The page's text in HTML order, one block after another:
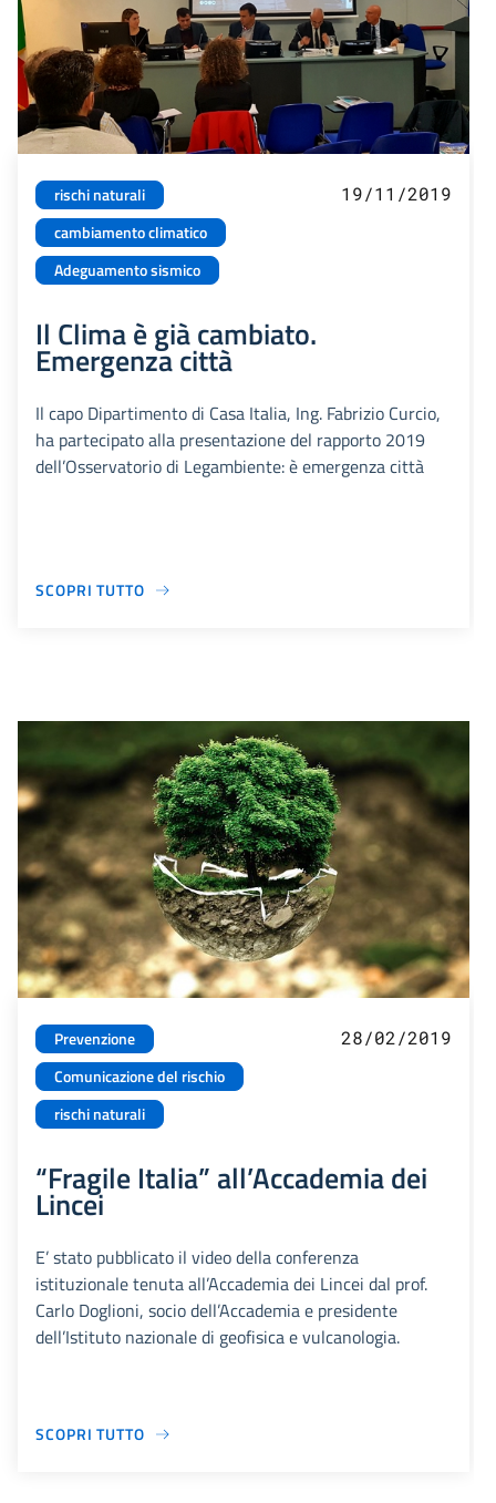
rischi naturali
cambiamento climatico
Adeguamento sismico
19/11/2019
Il Clima è già cambiato.
Emergenza città
Il capo Dipartimento di Casa Italia, Ing. Fabrizio Curcio,
ha partecipato alla presentazione del rapporto 2019
dell’Osservatorio di Legambiente: è emergenza città
SCOPRI TUTTO
Prevenzione
Comunicazione del rischio
rischi naturali
28/02/2019
“Fragile Italia” all’Accademia dei
Lincei
E’ stato pubblicato il video della conferenza
istituzionale tenuta all’Accademia dei Lincei dal prof.
Carlo Doglioni, socio dell’Accademia e presidente
dell’Istituto nazionale di geofisica e vulcanologia.
SCOPRI TUTTO